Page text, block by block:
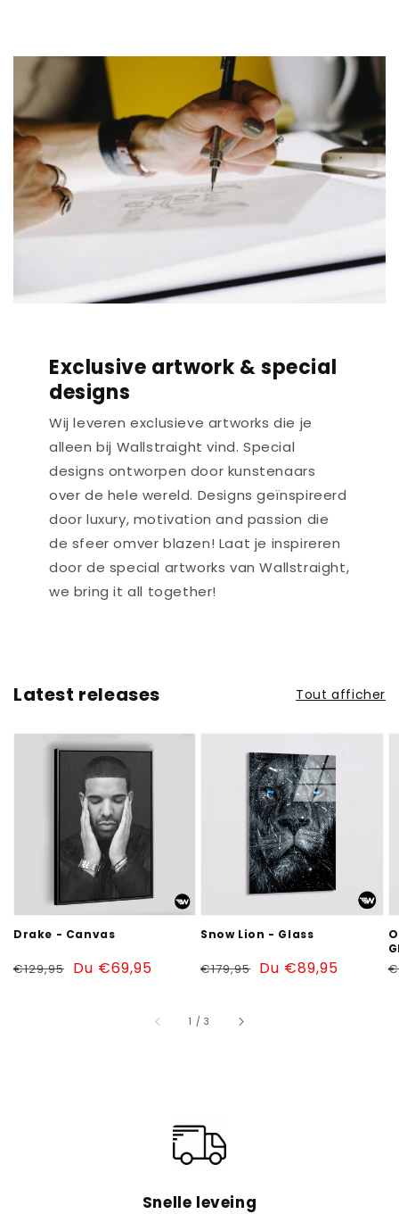
Exclusive artwork & special
designs
Wij leveren exclusieve artworks die je
alleen bij Wallstraight vind. Special
designs ontworpen door kunstenaars
over de hele wereld. Designs geïnspireerd
door luxury, motivation and passion die
de sfeer omver blazen! Laat je inspireren
door de special artworks van Wallstraight,
we bring it all together!
Latest releases Tout afficher
Drake
Drake - Canvas
Prix
€129,95 Prix
Du €69,95
Snow Lion - Glass
Prix
€179,95 Prix
Du €89,95
1 /sur
3
Snelle leveing